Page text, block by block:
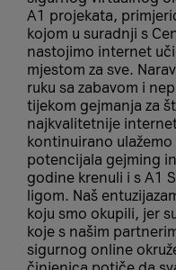
A1 projekata,
kojom u suradnji s
nastojimo internet
mjestom za sve.
ruku sa zabavom i
tijekom gejmanja za
najkvalitetnije
kontinuirano
potencijala gejming
godine krenuli i s A1
ligom. Naš
koju smo okupili, jer
koje s našim
sigurnog online